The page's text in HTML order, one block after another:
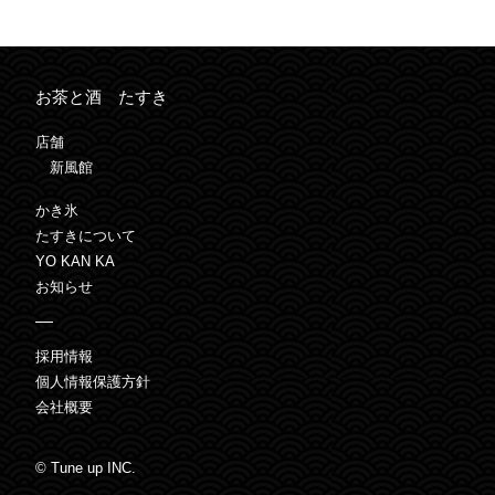
お茶と酒 たすき
店舗
新風館
かき氷
たすきについて
YO KAN KA
お知らせ
採用情報
個人情報保護方針
会社概要
© Tune up INC.